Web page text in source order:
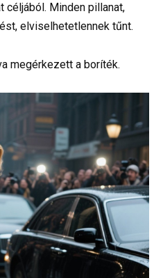
céljából. Minden pillanat,
elviselhetetlennek tűnt.
megérkezett a boríték.